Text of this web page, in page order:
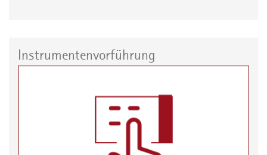
Instrumentenvorführung